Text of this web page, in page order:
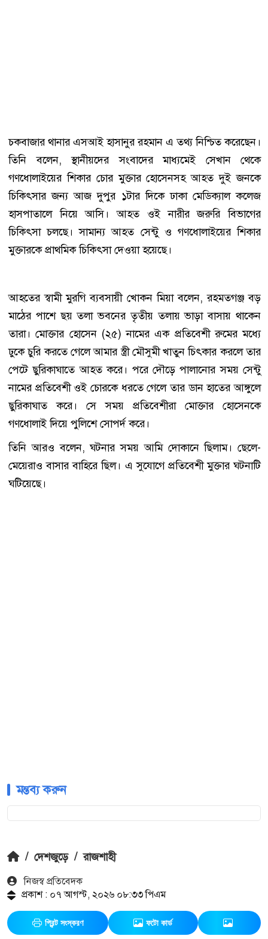
চকবাজার থানার এসআই হাসানুর রহমান এ তথ্য নিশ্চিত করেছেন।
তিনি বলেন, স্থানীয়দের সংবাদের মাধ্যমেই সেখান থেকে
গণধোলাইয়ের শিকার চোর মুক্তার হোসেনসহ আহত দুই জনকে
চিকিৎসার জন্য আজ দুপুর ১টার দিকে ঢাকা মেডিক্যাল কলেজ
হাসপাতালে নিয়ে আসি। আহত ওই নারীর জরুরি বিভাগের
চিকিৎসা চলছে। সামান্য আহত সেন্টু ও গণধোলাইয়ের শিকার
মুক্তারকে প্রাথমিক চিকিৎসা দেওয়া হয়েছে।
আহতের স্বামী মুরগি ব্যবসায়ী খোকন মিয়া বলেন, রহমতগঞ্জ বড়
মাঠের পাশে ছয় তলা ভবনের তৃতীয় তলায় ভাড়া বাসায় থাকেন
তারা। মোক্তার হোসেন (২৫) নামের এক প্রতিবেশী রুমের মধ্যে
ঢুকে চুরি করতে গেলে আমার স্ত্রী মৌসুমী খাতুন চিৎকার করলে তার
পেটে ছুরিকাঘাতে আহত করে। পরে দৌড়ে পালানোর সময় সেন্টু
নামের প্রতিবেশী ওই চোরকে ধরতে গেলে তার ডান হাতের আঙ্গুলে
ছুরিকাঘাত করে। সে সময় প্রতিবেশীরা মোক্তার হোসেনকে
গণধোলাই দিয়ে পুলিশে সোপর্দ করে।
তিনি আরও বলেন, ঘটনার সময় আমি দোকানে ছিলাম। ছেলে-
মেয়েরাও বাসার বাহিরে ছিল। এ সুযোগে প্রতিবেশী মুক্তার ঘটনাটি
ঘটিয়েছে।
মন্তব্য করুন
/ দেশজুড়ে / রাজশাহী
নিজস্ব প্রতিবেদক
প্রকাশ : ০৭ আগস্ট, ২০২৬ ০৮:৩৩ পিএম
প্রিন্ট সংস্করণ ফটো কার্ড